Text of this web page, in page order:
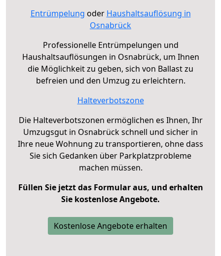
Entrümpelung oder Haushaltsauflösung in
Osnabrück
Professionelle Entrümpelungen und
Haushaltsauflösungen in Osnabrück, um Ihnen
die Möglichkeit zu geben, sich von Ballast zu
befreien und den Umzug zu erleichtern.
Halteverbotszone
Die Halteverbotszonen ermöglichen es Ihnen, Ihr
Umzugsgut in Osnabrück schnell und sicher in
Ihre neue Wohnung zu transportieren, ohne dass
Sie sich Gedanken über Parkplatzprobleme
machen müssen.
Füllen Sie jetzt das Formular aus, und erhalten
Sie kostenlose Angebote.
Kostenlose Angebote erhalten